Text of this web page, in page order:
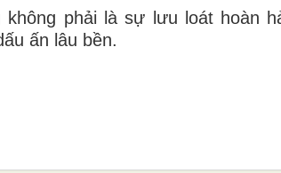
không phải là sự lưu loát hoàn
ấn lâu bền.